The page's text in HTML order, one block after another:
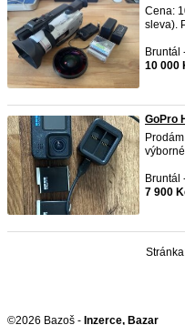
Cena:
sleva).
Bruntál
10 000
GoPro
Bruntál
7 900
©2026 Bazoš - Inzerce, Bazar